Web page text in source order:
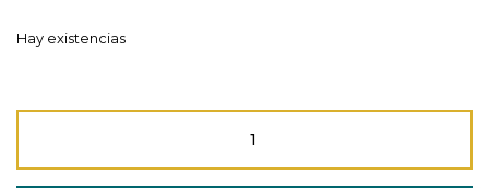
Hay existencias
Recarga